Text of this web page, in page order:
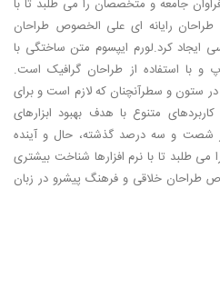
جامعه و متخصصان را می طلبد تا با
طراحان رایانه ای علی الخصوص طراحان
ایجاد کرد.لورم ایپسوم متن ساختگی با
و با استفاده از طراحان گرافیک است.
در ستون و سطرآنچنان که لازم است و برای
متنوع با هدف بهبود ابزارهای
شصت و سه درصد گذشته، حال و آینده
طلبد تا با نرم افزارها شناخت بیشتری
طراحان خلاقی و فرهنگ پیشرو در زبان